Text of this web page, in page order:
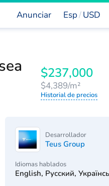
Anunciar Esp USD
$237,000
$4,389/m²
Historial de precios
Desarrollador
Teus Group
Idiomas hablados
English, Русский,